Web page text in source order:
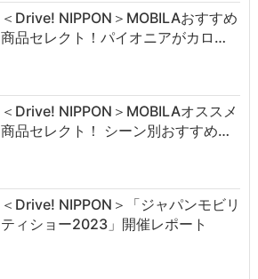
＜Drive! NIPPON＞MOBILAおすすめ
商品セレクト！パイオニアがカロ…
＜Drive! NIPPON＞MOBILAオススメ
商品セレクト！ シーン別おすすめ…
＜Drive! NIPPON＞「ジャパンモビリ
ティショー2023」開催レポート